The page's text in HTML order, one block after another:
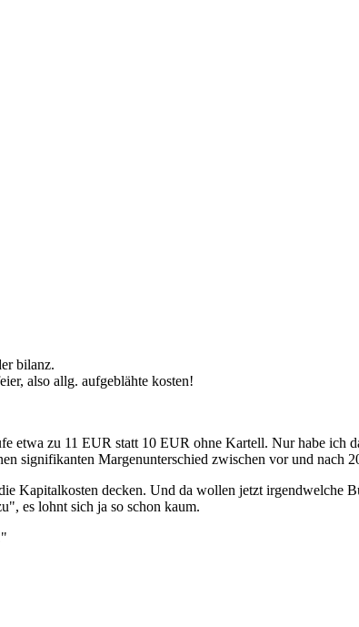
bilanz.
also allg. aufgeblähte kosten!
etwa zu 11 EUR statt 10 EUR ohne Kartell. Nur habe ich
signifikanten Margenunterschied zwischen vor und nach
Kapitalkosten decken. Und da wollen jetzt irgendwelche
es lohnt sich ja so schon kaum.